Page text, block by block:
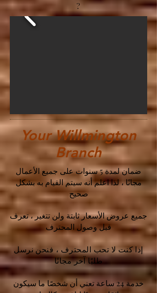
?
Your Willmington
Branch
ضمان لمدة 5 سنوات على جميع الأعمال
مجانًا ، لذا اعلم أنه سيتم القيام به بشكل
صحيح
جميع عروض الأسعار ثابتة ولن تتغير ، تعرف
قبل وصول المحترف
إذا كنت لا تحب المحترف ، فنحن نرسل
طلبًا آخر مجانًا
خدمة 24 ساعة تعني أن شخصًا ما سيكون